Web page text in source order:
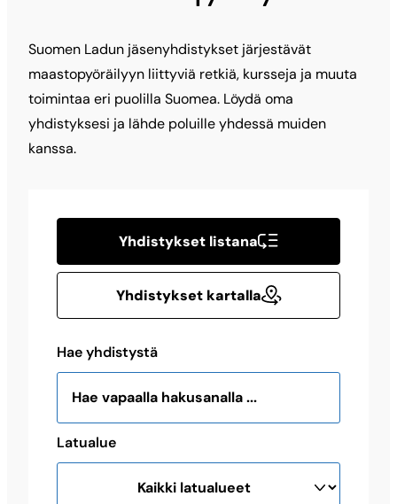
Suomen Ladun jäsenyhdistykset järjestävät
maastopyöräilyyn liittyviä retkiä, kursseja ja muuta
toimintaa eri puolilla Suomea. Löydä oma
yhdistyksesi ja lähde poluille yhdessä muiden
kanssa.
Yhdistykset listana
Yhdistykset kartalla
Hae yhdistystä
Latualue